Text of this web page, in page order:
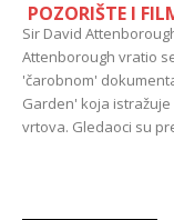
POZORIŠTE I
Sir David
Attenborough vratio
'čarobnom'
Garden' koja
vrtova. Gledaoci su